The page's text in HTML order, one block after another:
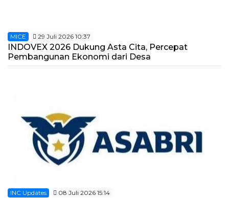
MICE 29 Juli 2026 10:37
INDOVEX 2026 Dukung Asta Cita, Percepat
Pembangunan Ekonomi dari Desa
INC Updates 08 Juli 2026 15:14